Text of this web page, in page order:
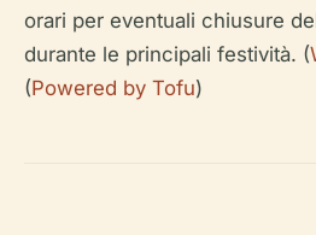
orari per eventuali chiusure
durante le principali festività. (
(Powered by Tofu)